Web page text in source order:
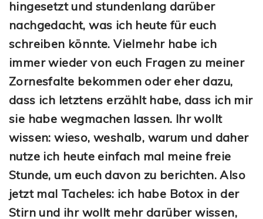
hingesetzt und stundenlang darüber
nachgedacht, was ich heute für euch
schreiben könnte. Vielmehr habe ich
immer wieder von euch Fragen zu meiner
Zornesfalte bekommen oder eher dazu,
dass ich letztens erzählt habe, dass ich mir
sie habe wegmachen lassen. Ihr wollt
wissen: wieso, weshalb, warum und daher
nutze ich heute einfach mal meine freie
Stunde, um euch davon zu berichten. Also
jetzt mal Tacheles: ich habe Botox in der
Stirn und ihr wollt mehr darüber wissen,